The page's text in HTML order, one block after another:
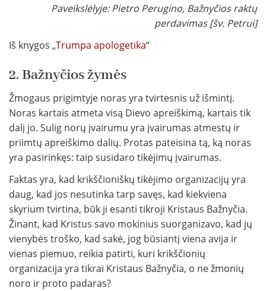
Paveikslėlyje: Pietro Perugino, Bažnyčios raktų
perdavimas [šv. Petrui]
Iš knygos „Trumpa apologetika“
2. Bažnyčios žymės
Žmogaus prigimtyje noras yra tvirtesnis už išmintį.
Noras kartais atmeta visą Dievo apreiškimą, kartais tik
dalį jo. Sulig norų įvairumu yra įvairumas atmestų ir
priimtų apreiškimo dalių. Protas pateisina tą, ką noras
yra pasirinkęs: taip susidaro tikėjimų įvairumas.
Faktas yra, kad krikščioniškų tikėjimo organizacijų yra
daug, kad jos nesutinka tarp savęs, kad kiekviena
skyrium tvirtina, būk ji esanti tikroji Kristaus Bažnyčia.
Žinant, kad Kristus savo mokinius suorganizavo, kad jų
vienybės troško, kad sakė, jog būsiantį viena avija ir
vienas piemuo, reikia patirti, kuri krikščionių
organizacija yra tikrai Kristaus Bažnyčia, o ne žmonių
noro ir pro­to padaras?